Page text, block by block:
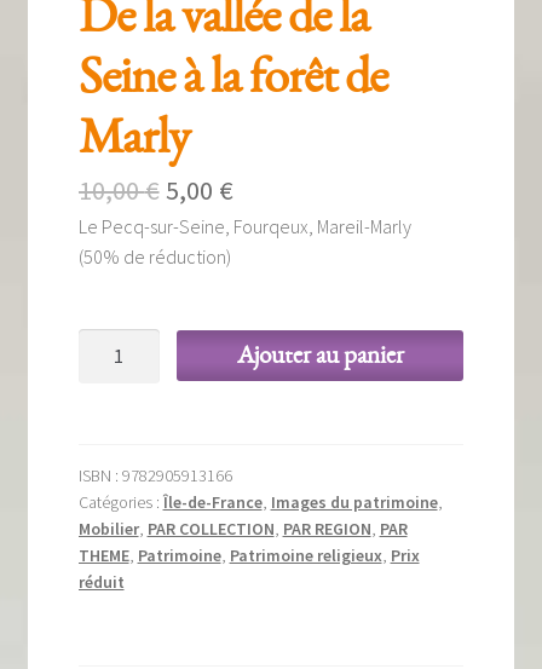
Recevoir notre newsletter
La qualité Lieux Dits
Nous contacter
Qui sommes-nous ?
Les éditions Lieux Dits
De la vallée de la
Seine à la forêt de
Marly
10,00€ Le
prix
initial
10,00 €.
5,00 €Le
prix
5,00 €.
Le Pecq-sur-Seine, Fourqeux, Mareil-Marly
(50% de réduction)
de
la
Seine
à
Ajouter au panier
ISBN : 9782905913166
Catégories : Île-de-France, Images du patrimoine,
Mobilier, PAR COLLECTION, PAR REGION, PAR
THEME, Patrimoine, Patrimoine religieux, Prix
réduit